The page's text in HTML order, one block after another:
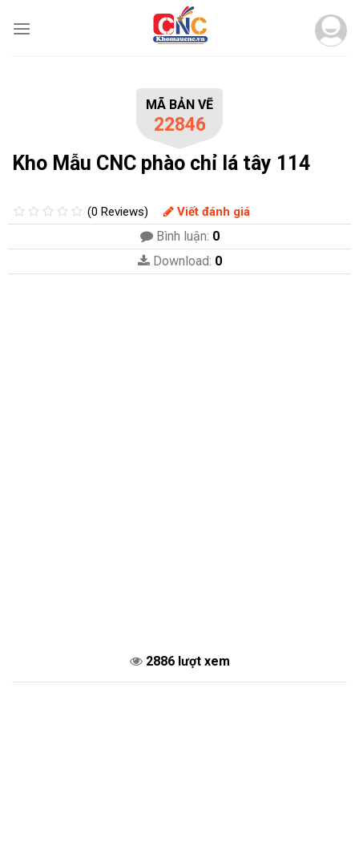
MÃ BẢN VẼ
22846
Kho Mẫu CNC phào chỉ lá tây 114
(0 Reviews) Viết đánh giá
Bình luận: 0
Download: 0
2886 lượt xem